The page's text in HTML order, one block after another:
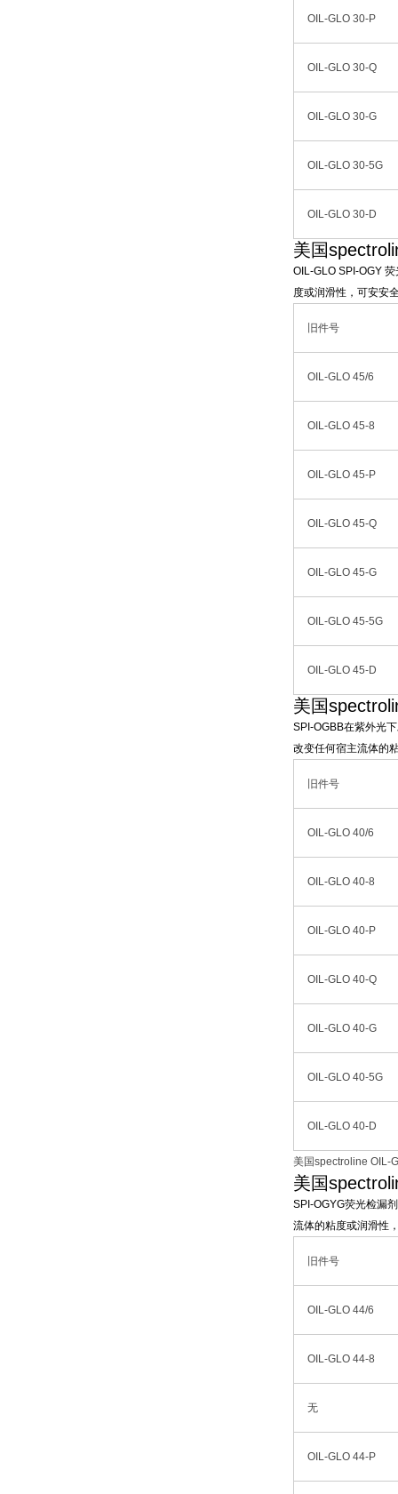
OIL-GLO 30-P
OIL-GLO 30-Q
OIL-GLO 30-G
OIL-GLO 30-5G
OIL-GLO 30-D
美国
OIL-GLO SPI-OGY
度或润滑性，可安安
旧件号
OIL-GLO 45/6
OIL-GLO 45-8
OIL-GLO 45-P
OIL-GLO 45-Q
OIL-GLO 45-G
OIL-GLO 45-5G
OIL-GLO 45-D
美国
SPI-OGBB在紫外光
改变任何宿主流体的
旧件号
OIL-GLO 40/6
OIL-GLO 40-8
OIL-GLO 40-P
OIL-GLO 40-Q
OIL-GLO 40-G
OIL-GLO 40-5G
OIL-GLO 40-D
美国spectroline OIL-
美国
SPI-OGYG荧光检漏
流体的粘度或润滑性
旧件号
OIL-GLO 44/6
OIL-GLO 44-8
无
OIL-GLO 44-P